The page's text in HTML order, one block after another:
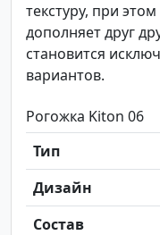
текстуру, при
дополняет друг
становится
вариантов.
Рогожка Kiton 06
Тип
Дизайн
Состав